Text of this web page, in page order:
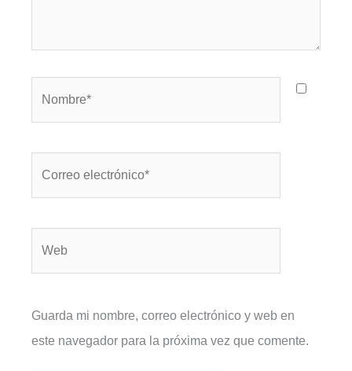
Guarda mi nombre, correo electrónico y web en
este navegador para la próxima vez que comente.